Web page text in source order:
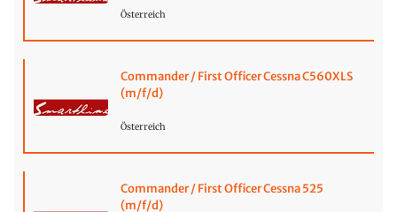
Österreich
Commander / First Officer Cessna C560XLS
(m/f/d)
Österreich
Commander / First Officer Cessna 525
(m/f/d)